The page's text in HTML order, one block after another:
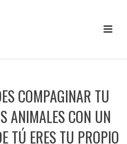
COMPAGINAR TU
ANIMALES CON UN
TÚ ERES TU PROPIO